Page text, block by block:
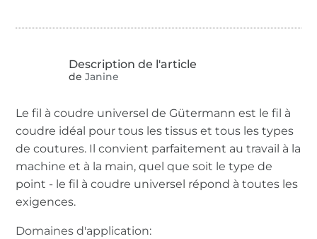
de Janine
Le fil à coudre universel de Gütermann est le fil à
coudre idéal pour tous les tissus et tous les types
de coutures. Il convient parfaitement au travail à la
machine et à la main, quel que soit le type de
point - le fil à coudre universel répond à toutes les
exigences.
Domaines d'application: